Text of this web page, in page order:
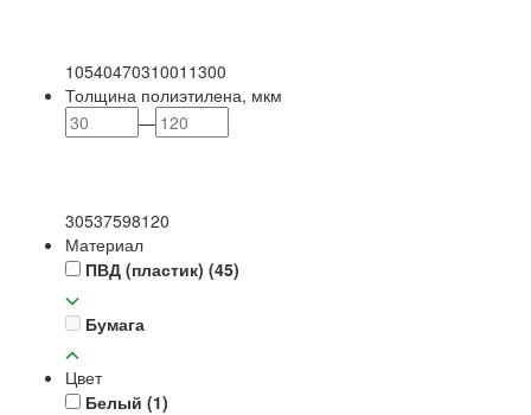
1054047031001 1300
Толщина полиэтилена, мкм
—
30537598120
Материал
ПВД (пластик) (45)
Бумага
Цвет
Белый (1)